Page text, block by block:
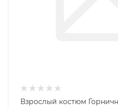
Взрослый костюм